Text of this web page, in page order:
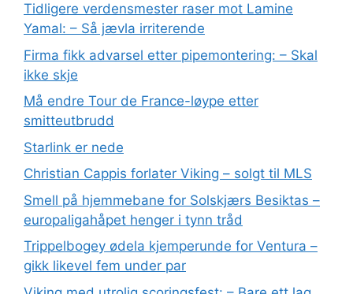
Tidligere verdensmester raser mot Lamine
Yamal: – Så jævla irriterende
Firma fikk advarsel etter pipemontering: – Skal
ikke skje
Må endre Tour de France-løype etter
smitteutbrudd
Starlink er nede
Christian Cappis forlater Viking – solgt til MLS
Smell på hjemmebane for Solskjærs Besiktas –
europaligahåpet henger i tynn tråd
Trippelbogey ødela kjemperunde for Ventura –
gikk likevel fem under par